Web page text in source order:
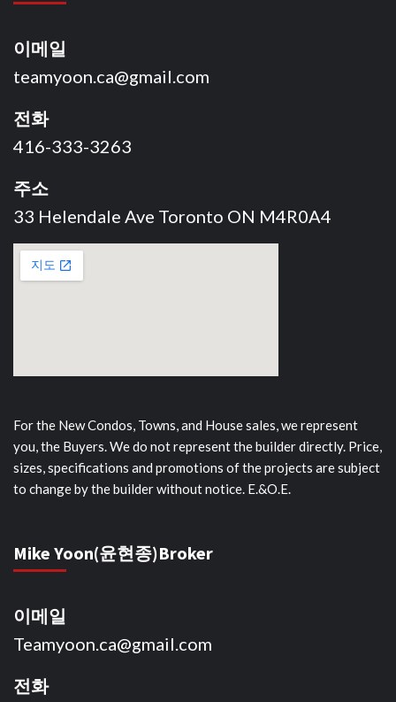
이메일
teamyoon.ca@gmail.com
전화
416-333-3263
주소
33 Helendale Ave Toronto ON M4R0A4
For the New Condos, Towns, and House sales, we represent
you, the Buyers. We do not represent the builder directly. Price,
sizes, specifications and promotions of the projects are subject
to change by the builder without notice. E.&O.E.
Mike Yoon(윤현종)Broker
이메일
Teamyoon.ca@gmail.com
전화